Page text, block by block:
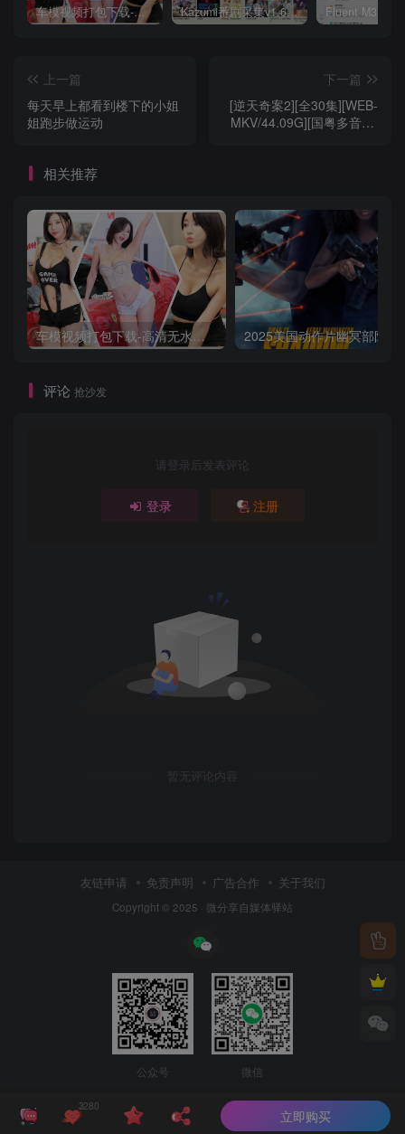
车模视频打包下载-高清无水印版 Kazumi番剧采集v1.6.9：支持自定义规则+在线观看+弹幕，跨平台下载
上一篇
每天早上都看到楼下的小姐
姐跑步做运动
下一篇
[逆天奇案2][全30集][WEB-
MKV/44.09G][国粤多音轨/
相关推荐
车模视频打包下载-高清无水印版
评论 抢沙发
请登录后发表评论
登录 注册
暂无评论内容
友链申请 免责声明 广告合作 关于我们
Copyright © 2025 · 微分享自媒体驿站
公众号 微信
3280
立即购买